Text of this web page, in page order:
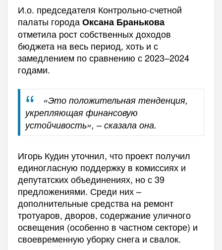
И.о. председателя Контрольно-счетной
палаты городаОксана Бранькова
отметила рост собственных доходов
бюджета на весь период, хоть и с
замедлением по сравнению с 2023–2024
годами.
«Это положительная тенденция,
укрепляющая финансовую
устойчивость», – сказала она.
Игорь Кудин уточнил, что проект получил
единогласную поддержку в комиссиях и
депутатских объединениях, но с 39
предложениями. Среди них –
дополнительные средства на ремонт
тротуаров, дворов, содержание уличного
освещения (особенно в частном секторе) и
своевременную уборку снега и свалок.